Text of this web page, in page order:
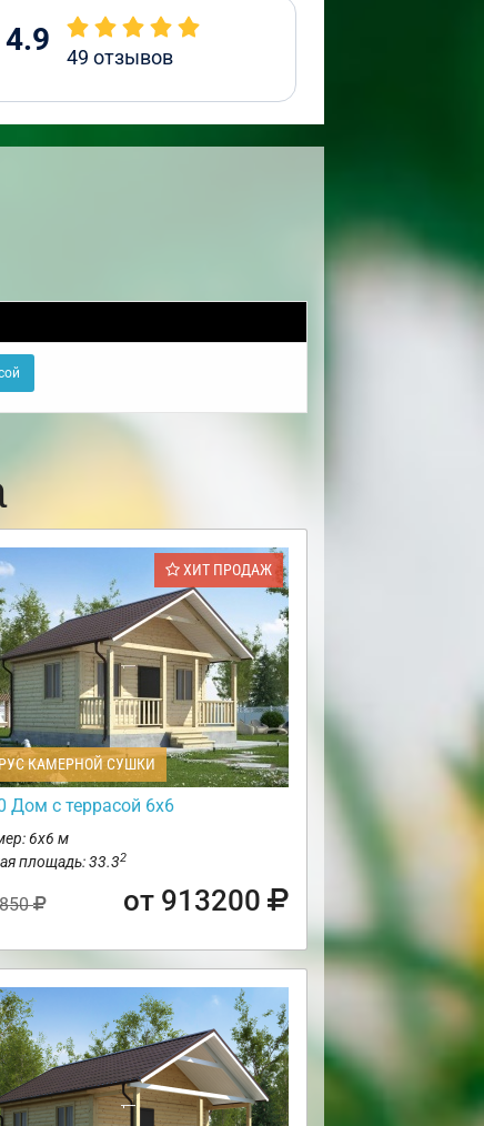
4.9 49 отзывов
ХИТ ПРОДАЖ
КАМЕРНОЙ СУШКИ
Дом с террасой 6х6
6х6 м
площадь: 33.32
от 913200